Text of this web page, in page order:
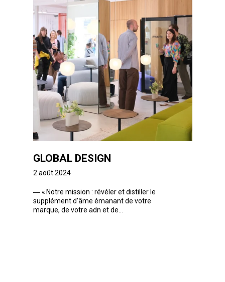
GLOBAL DESIGN
2 août 2024
―« Notre mission : révéler et distiller le
supplément d’âme émanant de votre
marque, de votre adn et de...